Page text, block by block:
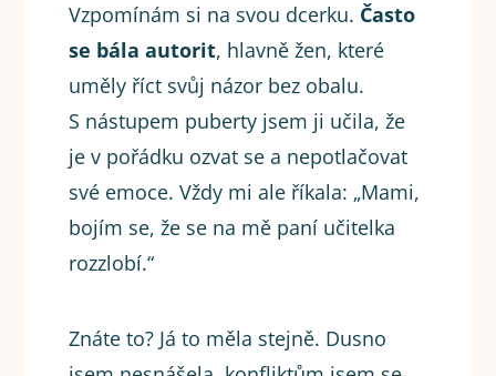
Vzpomínám si na svou dcerku. Často
se bála autorit, hlavně žen, které
uměly říct svůj názor bez obalu.
S nástupem puberty jsem ji učila, že
je v pořádku ozvat se a nepotlačovat
své emoce. Vždy mi ale říkala: „Mami,
bojím se, že se na mě paní učitelka
rozzlobí.“
Znáte to? Já to měla stejně. Dusno